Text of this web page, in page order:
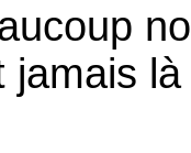
jamais là